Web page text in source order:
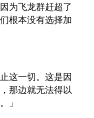
为飞龙群赶超了
根本没有选择加
这一切。这是因
那边就无法得以
」